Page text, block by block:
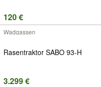
120 €
Wadgassen
Rasentraktor SABO 93-H
3.299 €